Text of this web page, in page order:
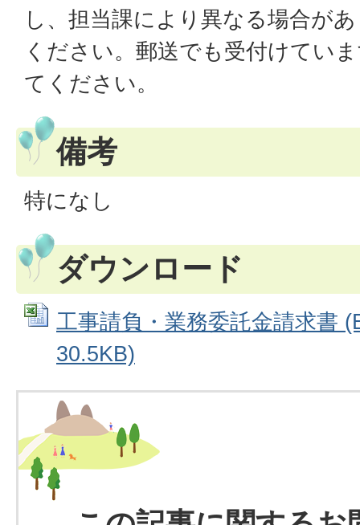
し、担当課により異なる場合が
ください。郵送でも受付けてい
てください。
備考
特になし
ダウンロード
工事請負・業務委託金請求書
30.5KB)